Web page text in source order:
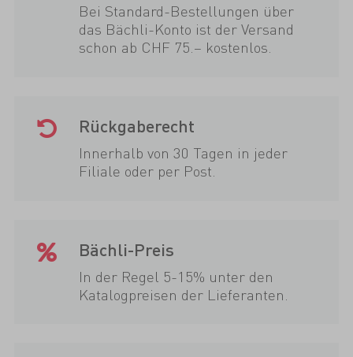
Bei Standard-Bestellungen über
das Bächli-Konto ist der Versand
schon ab CHF 75.– kostenlos.
Rückgaberecht
Innerhalb von 30 Tagen in jeder
Filiale oder per Post.
Bächli-Preis
In der Regel 5-15% unter den
Katalogpreisen der Lieferanten.